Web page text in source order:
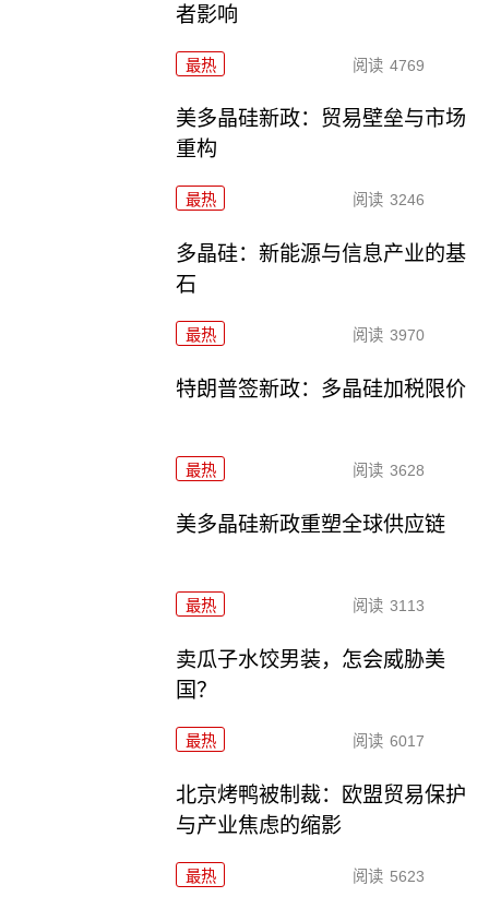
者影响
最热 阅读 4769
美多晶硅新政：贸易壁垒与市场
重构
最热 阅读 3246
多晶硅：新能源与信息产业的基
石
最热 阅读 3970
特朗普签新政：多晶硅加税限价
最热 阅读 3628
美多晶硅新政重塑全球供应链
最热 阅读 3113
卖瓜子水饺男装，怎会威胁美
国？
最热 阅读 6017
北京烤鸭被制裁：欧盟贸易保护
与产业焦虑的缩影
最热 阅读 5623